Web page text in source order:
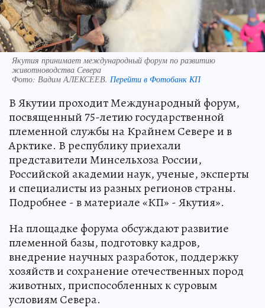
Якутия принимает международный форум по развитию
животноводства Севера
Фото: Вадим АЛЕКСЕЕВ. Перейти в Фотобанк КП
В Якутии проходит Международный форум,
посвященный 75-летию государственной
племенной службы на Крайнем Севере и в
Арктике. В республику приехали
представители Минсельхоза России,
Российской академии наук, ученые, эксперты
и специалисты из разных регионов страны.
Подробнее - в материале «КП» - Якутия».
На площадке форума обсуждают развитие
племенной базы, подготовку кадров,
внедрение научных разработок, поддержку
хозяйств и сохранение отечественных пород
животных, приспособленных к суровым
условиям Севера.